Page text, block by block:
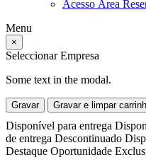
Acesso Área
Menu
×
Seleccionar Empresa
Some text in the modal.
Gravar Gravar e limpar
Disponível para entrega
de entrega Descontinuado
Destaque Oportunidade